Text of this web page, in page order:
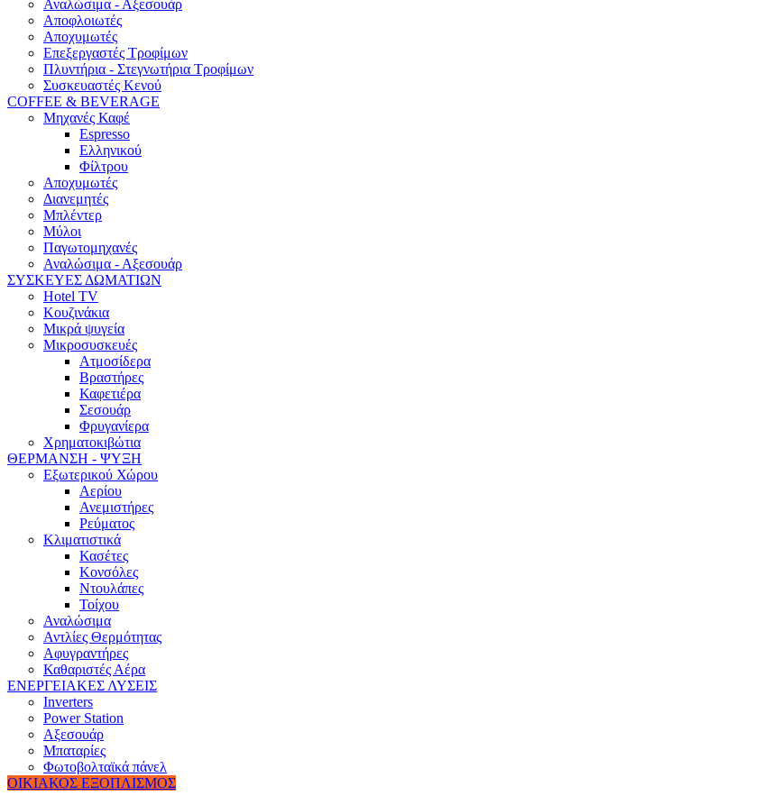
Αναλώσιμα - Αξεσουάρ
Αποφλοιωτές
Αποχυμωτές
Επεξεργαστές Τροφίμων
Πλυντήρια - Στεγνωτήρια Τροφίμων
Συσκευαστές Κενού
COFFEE & BEVERAGE
Μηχανές Καφέ
Espresso
Ελληνικού
Φίλτρου
Αποχυμωτές
Διανεμητές
Μπλέντερ
Μύλοι
Παγωτομηχανές
Αναλώσιμα - Αξεσουάρ
ΣΥΣΚΕΥΕΣ ΔΩΜΑΤΙΩΝ
Hotel TV
Κουζινάκια
Μικρά ψυγεία
Μικροσυσκευές
Ατμοσίδερα
Βραστήρες
Καφετιέρα
Σεσουάρ
Φρυγανίερα
Χρηματοκιβώτια
ΘΕΡΜΑΝΣΗ - ΨΥΞΗ
Εξωτερικού Χώρου
Αερίου
Ανεμιστήρες
Ρεύματος
Κλιματιστικά
Κασέτες
Κονσόλες
Ντουλάπες
Τοίχου
Αναλώσιμα
Αντλίες Θερμότητας
Αφυγραντήρες
Καθαριστές Αέρα
ΕΝΕΡΓΕΙΑΚΕΣ ΛΥΣΕΙΣ
Inverters
Power Station
Αξεσουάρ
Μπαταρίες
Φωτοβολταϊκά πάνελ
ΟΙΚΙΑΚΟΣ ΕΞΟΠΛΙΣΜΟΣ